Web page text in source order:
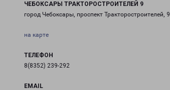
ЧЕБОКСАРЫ ТРАКТОРОСТРОИТЕЛЕЙ 9
город Чебоксары, проспект Тракторостроителей, 9
на карте
ТЕЛЕФОН
8(8352) 239-292
EMAIL